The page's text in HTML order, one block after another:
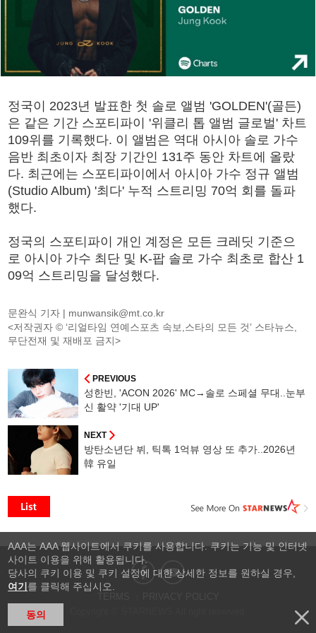
정국이 2023년 발표한 첫 솔로 앨범 'GOLDEN'(골든)
은 같은 기간 스포티파이 '위클리 톱 앨범 글로벌' 차트
109위를 기록했다. 이 앨범은 역대 아시아 솔로 가수
음반 최초이자 최장 기간인 131주 동안 차트에 올랐
다. 최근에는 스포티파이에서 아시아 가수 정규 앨범
(Studio Album) '최다' 누적 스트리밍 70억 회를 돌파
했다.
정국의 스포티파이 개인 계정은 모든 크레딧 기준으
로 아시아 가수 최단 및 K-팝 솔로 가수 최초로 합산 1
09억 스트리밍을 달성했다.
문완식 기자 | munwansik@mt.co.kr
<저작권자 © ‘리얼타임 연예스포츠 속보,스타의 모든 것’ 스타뉴스,
무단전재 및 재배포 금지>
PREVIOUS
성한빈, 'ACON 2026' MC→솔로 스페셜 무대..눈부
신 활약 '기대 UP'
NEXT
방탄소년단 뷔, 틱톡 1억뷰 영상 또 추가..2026년
韓 유일
AAA는 AAA 웹사이트에서 쿠키를 사용합니다. 쿠키는 기능 및 인터넷
사이트 이용을 위해 활용됩니다.
당사의 쿠키 이용 및 쿠키 설정에 대한 상세한 정보를 원하실 경우,
여기 를 클릭해 주십시오.
동의